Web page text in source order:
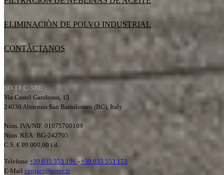
ELIMINACIÒN DE POLVO INDUSTRIAL
CONTÀCTANOS
SO.TEC. SRL
Via Castel Gandosso, 15
24030 Almenno San Bartolomeo (BG), Italy
Núm. IVA/NIF. 01075700169
Núm. REA: BG-242705
C.S. € 99.000,00 i.d.
Telefono +39 035 553 196 -+39 035 553 173
E-Mail contact@sotec.it